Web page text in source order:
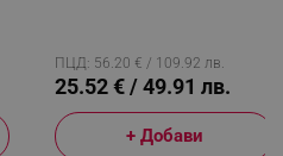
Телесен Състав, Бежов
ПЦД: 56.20 € / 109.92 лв.
25.52 € / 49.91 лв.
+ Добави